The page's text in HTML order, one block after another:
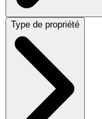
Type de propriété